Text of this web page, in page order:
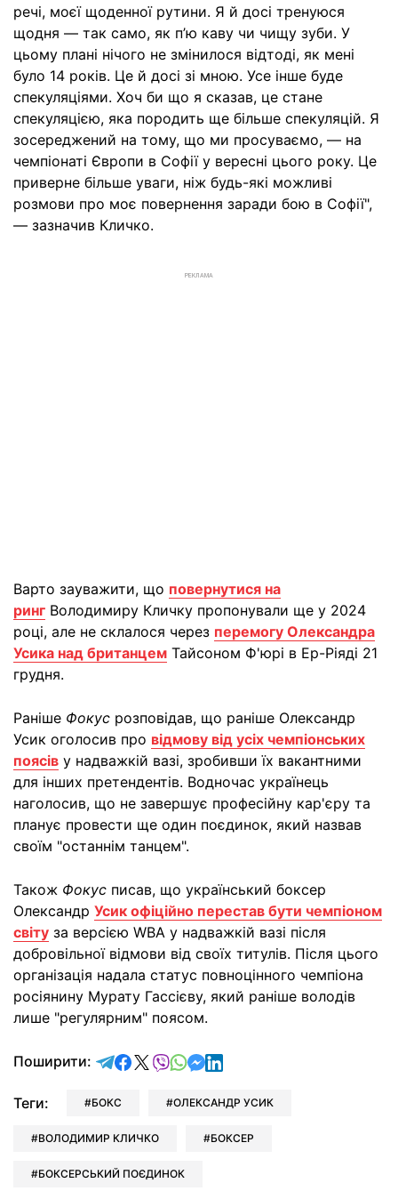
речі, моєї щоденної рутини. Я й досі тренуюся
щодня — так само, як п’ю каву чи чищу зуби. У
цьому плані нічого не змінилося відтоді, як мені
було 14 років. Це й досі зі мною. Усе інше буде
спекуляціями. Хоч би що я сказав, це стане
спекуляцією, яка породить ще більше спекуляцій. Я
зосереджений на тому, що ми просуваємо, — на
чемпіонаті Європи в Софії у вересні цього року. Це
приверне більше уваги, ніж будь-які можливі
розмови про моє повернення заради бою в Софії",
— зазначив Кличко.
РЕКЛАМА
Варто зауважити, що повернутися на
ринг Володимиру Кличку пропонували ще у 2024
році, але не склалося через перемогу Олександра
Усика над британцем Тайсоном Ф'юрі в Ер-Ріяді 21
грудня.
Раніше Фокус розповідав, що раніше Олександр
Усик оголосив про відмову від усіх чемпіонських
поясів у надважкій вазі, зробивши їх вакантними
для інших претендентів. Водночас українець
наголосив, що не завершує професійну кар'єру та
планує провести ще один поєдинок, який назвав
своїм "останнім танцем".
Також Фокус писав, що український боксер
Олександр Усик офіційно перестав бути чемпіоном
світу за версією WBA у надважкій вазі після
добровільної відмови від своїх титулів. Після цього
організація надала статус повноцінного чемпіона
росіянину Мурату Гассієву, який раніше володів
лише "регулярним" поясом.
Поширити: відправити у Telegram
поділитись у Facebook
поділитись у X
відправити у Viber
відправити у Whatsapp
відправити у Messenger
відправити у LinkedIn
Теги: БОКС ОЛЕКСАНДР УСИК
ВОЛОДИМИР КЛИЧКО БОКСЕР
БОКСЕРСЬКИЙ ПОЄДИНОК